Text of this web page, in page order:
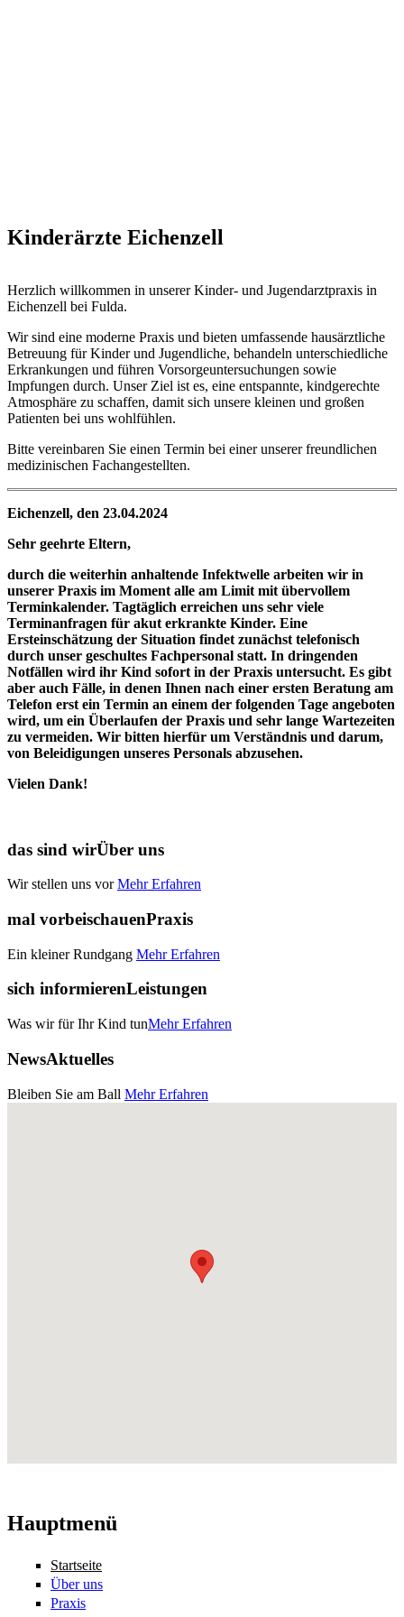
Dr. Elisabeth Handzel
Kinder- und Jugendmedizin
Kinderärzte Eichenzell
Herzlich willkommen in unserer Kinder- und Jugendarztpraxis in
Eichenzell bei Fulda.
Wir sind eine moderne Praxis und bieten umfassende hausärztliche
Betreuung für Kinder und Jugendliche, behandeln unterschiedliche
Erkrankungen und führen Vorsorgeuntersuchungen sowie
Impfungen durch. Unser Ziel ist es, eine entspannte, kindgerechte
Atmosphäre zu schaffen, damit sich unsere kleinen und großen
Patienten bei uns wohlfühlen.
Bitte vereinbaren Sie einen Termin bei einer unserer freundlichen
medizinischen Fachangestellten.
Eichenzell, den 23.04.2024
Sehr geehrte Eltern,
durch die weiterhin anhaltende Infektwelle arbeiten wir in
unserer Praxis im Moment alle am Limit mit übervollem
Terminkalender. Tagtäglich erreichen uns sehr viele
Terminanfragen für akut erkrankte Kinder. Eine
Ersteinschätzung der Situation findet zunächst telefonisch
durch unser geschultes Fachpersonal statt. In dringenden
Notfällen wird ihr Kind sofort in der Praxis untersucht. Es gibt
aber auch Fälle, in denen Ihnen nach einer ersten Beratung am
Telefon erst ein Termin an einem der folgenden Tage angeboten
wird, um ein Überlaufen der Praxis und sehr lange Wartezeiten
zu vermeiden. Wir bitten hierfür um Verständnis und darum,
von Beleidigungen unseres Personals abzusehen.
Vielen Dank!
das sind wirÜber uns
Wir stellen uns vorMehr Erfahren
mal vorbeischauenPraxis
Ein kleiner Rundgang Mehr Erfahren
sich informierenLeistungen
Was wir für Ihr Kind tunMehr Erfahren
NewsAktuelles
Bleiben Sie am Ball Mehr Erfahren
Hauptmenü
Startseite
Über uns
Praxis